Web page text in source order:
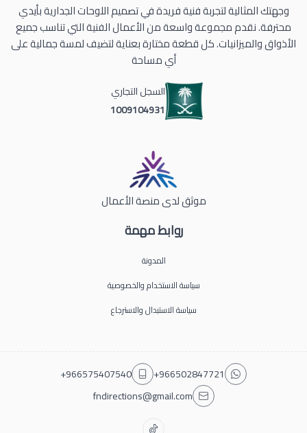
روابط مهمة
المدونة
سياسة الاستخدام والخصوصية
سياسة الاستبدال والاسترجاع
وجهتك المثالية لتجربة فنية فريدة في تصميم اللوحات الجدارية بأيدي
محترفة. نقدم مجموعة واسعة من الأعمال الفنية التي تناسب جميع
الأذواق والميزانيات. كل قطعة مختارة بعناية لتضيف لمسة جمالية على
أي مساحة
السجل التجاري
1009104931
موثق لدى منصة الأعمال
+966502847721
+966575407540
fndirections@gmail.com